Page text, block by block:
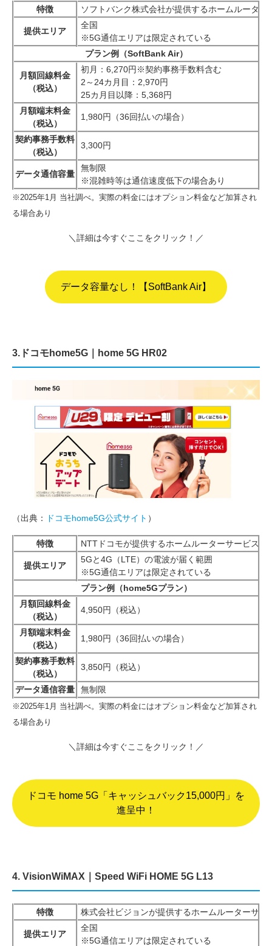
特徴 ソフトバンク株式会社が提供するホームルータ
提供エリア
全国
※5G通信エリアは限定されている
プラン例（SoftBank Air）
月額回線料金
（税込）
初月：6,270円※契約事務手数料含む
2～24カ月目：2,970円
25カ月目以降：5,368円
月額端末料金
（税込）
1,980円（36回払いの場合）
契約事務手数料
（税込）
3,300円
データ通信容量
無制限
※混雑時等は通信速度低下の場合あり
※2025年1月 当社調べ。実際の料金にはオプション料金など加算され
る場合あり
＼詳細は今すぐここをクリック！／
データ容量なし！【SoftBank Air】
3.ドコモhome5G｜home 5G HR02
（出典： ドコモhome5G公式サイト ）
特徴 NTTドコモが提供するホームルーターサービス。
提供エリア
5Gと4G（LTE）の電波が届く範囲
※5G通信エリアは限定されている
プラン例（home5Gプラン）
月額回線料金
（税込）
4,950円（税込）
月額端末料金
（税込）
1,980円（36回払いの場合）
契約事務手数料
（税込）
3,850円（税込）
データ通信容量 無制限
※2025年1月 当社調べ。実際の料金にはオプション料金など加算され
る場合あり
＼詳細は今すぐここをクリック！／
ドコモ home 5G「キャッシュバック15,000円」を
進呈中！
4. VisionWiMAX｜Speed WiFi HOME 5G L13
特徴 株式会社ビジョンが提供するホームルーターサ
提供エリア
全国
※5G通信エリアは限定されている